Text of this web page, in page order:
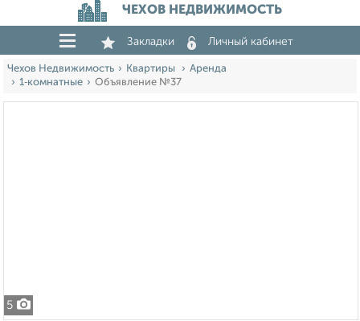
ЧЕХОВ НЕДВИЖИМОСТЬ
Закладки Личный кабинет
Чехов Недвижимость Квартиры
Аренда
1‑комнатные
Объявление №37
5